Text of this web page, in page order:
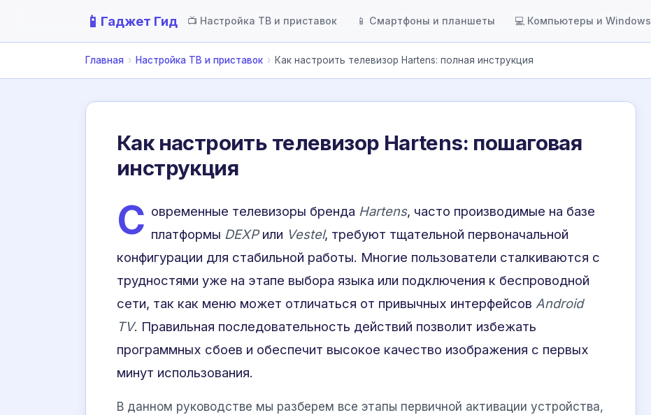
📱 Гаджет Гид 📺 Настройка ТВ и приставок 📱 Смартфоны и планшеты 💻 Компьютеры и Windows
Главная › Настройка ТВ и приставок › Как настроить телевизор Hartens: полная инструкция
Как настроить телевизор Hartens: пошаговая
инструкция
С овременные телевизоры бренда Hartens, часто производимые на базе
платформы DEXPили Vestel, требуют тщательной первоначальной
конфигурации для стабильной работы. Многие пользователи сталкиваются с
трудностями уже на этапе выбора языка или подключения к беспроводной
сети, так как меню может отличаться от привычных интерфейсов Android
TV. Правильная последовательность действий позволит избежать
программных сбоев и обеспечит высокое качество изображения с первых
минут использования.
В данном руководстве мы разберем все этапы первичной активации устройства,